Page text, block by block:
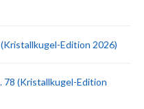
Edition 2026)
78 (Kristallkugel-Edition